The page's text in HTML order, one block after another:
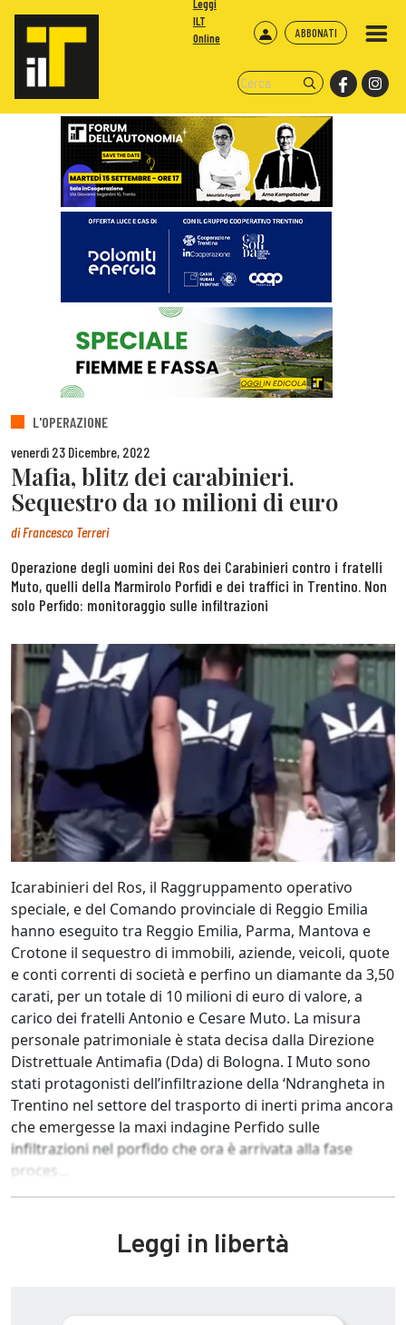
ABBONATI
Leggi
ILT
Online
L'OPERAZIONE
venerdì 23 Dicembre, 2022
Mafia, blitz dei carabinieri.
Sequestro da 10 milioni di euro
diFrancesco Terreri
Operazione degli uomini dei Ros dei Carabinieri contro i fratelli
Muto, quelli della Marmirolo Porfidi e dei traffici in Trentino. Non
solo Perfido: monitoraggio sulle infiltrazioni
Icarabinieri del Ros, il Raggruppamento operativo
speciale, e del Comando provinciale di Reggio Emilia
hanno eseguito tra Reggio Emilia, Parma, Mantova e
Crotone il sequestro di immobili, aziende, veicoli, quote
e conti correnti di società e perfino un diamante da 3,50
carati, per un totale di 10 milioni di euro di valore, a
carico dei fratelli Antonio e Cesare Muto. La misura
personale patrimoniale è stata decisa dalla Direzione
Distrettuale Antimafia (Dda) di Bologna. I Muto sono
stati protagonisti dell’infiltrazione della ‘Ndrangheta in
Trentino nel settore del trasporto di inerti prima ancora
che emergesse la maxi indagine Perfido sulle
infiltrazioni nel porfido che ora è arrivata alla fase
proces...
Leggi in libertà